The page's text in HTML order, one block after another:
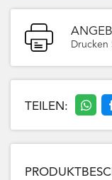
Drucken
TEILEN: